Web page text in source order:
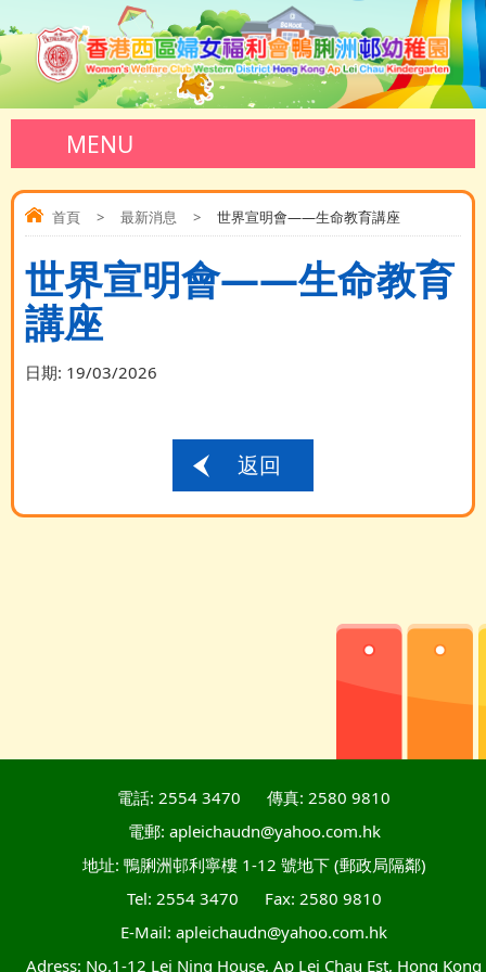
MENU
首頁 > 最新消息 > 世界宣明會——生命教育講座
世界宣明會——生命教育
講座
日期: 19/03/2026
返回
電話: 2554 3470
傳真: 2580 9810
電郵: apleichaudn@yahoo.com.hk
地址: 鴨脷洲邨利寧樓 1-12 號地下 (郵政局隔鄰)
Tel: 2554 3470
Fax: 2580 9810
E-Mail: apleichaudn@yahoo.com.hk
Adress: No.1-12 Lei Ning House, Ap Lei Chau Est, Hong Kong